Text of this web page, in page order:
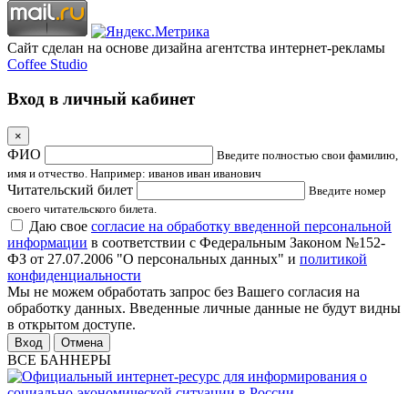
Сайт сделан на основе дизайна агентства интернет-рекламы
Coffee Studio
Вход в личный кабинет
×
ФИО
Введите полностью свои фамилию,
имя и отчество. Например: иванов иван иванович
Читательский билет
Введите номер
своего читательского билета.
Даю свое согласие на обработку введенной персональной
информации в соответствии с Федеральным Законом №152-
ФЗ от 27.07.2006 "О персональных данных" и политикой
конфиденциальности
Мы не можем обработать запрос без Вашего согласия на
обработку данных. Введенные личные данные не будут видны
в открытом доступе.
Отмена
ВСЕ БАННЕРЫ